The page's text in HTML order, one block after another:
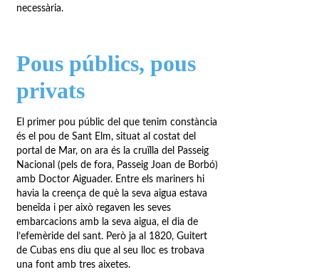
necessària.
Pous públics, pous
privats
El primer pou públic del que tenim constància
és el pou de Sant Elm, situat al costat del
portal de Mar, on ara és la cruïlla del Passeig
Nacional (pels de fora, Passeig Joan de Borbó)
amb Doctor Aiguader. Entre els mariners hi
havia la creença de què la seva aigua estava
beneïda i per això regaven les seves
embarcacions amb la seva aigua, el dia de
l’efemèride del sant. Però ja al 1820, Guitert
de Cubas ens diu que al seu lloc es trobava
una font amb tres aixetes.